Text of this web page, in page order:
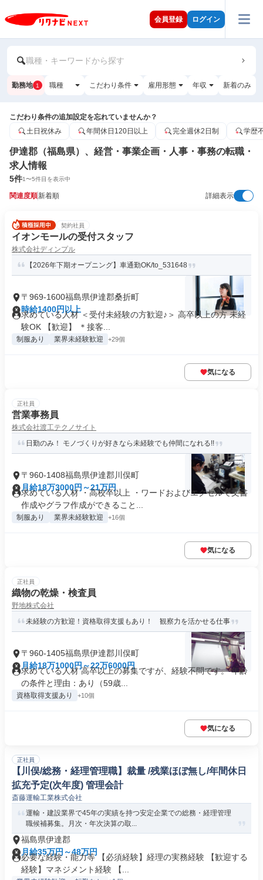
会員登録 ログイン
職種・キーワードから探す
勤務地 1 職種 こだわり条件 雇用形態 年収 新着のみ
こだわり条件の追加設定を忘れていませんか？
土日祝休み
年間休日120日以上 完全週休2日制 学歴
伊達郡（福島県）、経営・事業企画・人事・事務の転職・
求人情報
5件1〜5件目を表示中
関連度順新着順 詳細表示
契約社員
イオンモールの受付スタッフ
株式会社ディンプル
【2026年下期オープニング】車通勤OK/to_531648
〒969-1600福島県伊達郡桑折町
時給1400円以上
求めている人材 ＜受付未経験の方歓迎♪＞ 高卒以上の方 未経
験OK 【歓迎】 ＊接客...
制服あり 業界未経験歓迎 +29個
気になる
正社員
営業事務員
株式会社渡工テクノサイト
日勤のみ！ モノづくりが好きなら未経験でも仲間になれる!!
〒960-1408福島県伊達郡川俣町
月給18万3000円～21万円
求めている人材 ・高校卒以上 ・ワードおよびエクセルで文書
作成やグラフ作成ができること...
制服あり 業界未経験歓迎 +16個
気になる
正社員
織物の乾燥・検査員
野地株式会社
未経験の方歓迎！資格取得支援もあり！ 観察力を活かせる仕事
〒960-1405福島県伊達郡川俣町
月給18万1000円～22万6000円
求めている人材 高卒以上の募集ですが、経験不問です。 年齢
の条件と理由：あり（59歳...
資格取得支援あり +10個
気になる
正社員
【川俣/総務・経理管理職】裁量 /残業ほぼ無し/年間休日
拡充予定(次年度) 管理会計
斎藤運輸工業株式会社
運輸・建設業界で45年の実績を持つ安定企業での総務・経理管理
職候補募集。月次・年次決算の取...
福島県伊達郡
月給35万円～48万円
必要な経験・能力等 【必須経験】経理の実務経験 【歓迎する
経験】マネジメント経験 【...